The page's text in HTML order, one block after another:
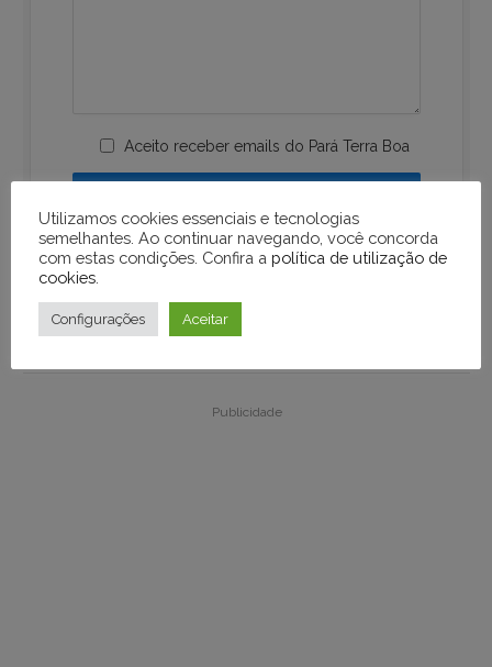
Aceito receber emails do Pará Terra Boa
Publicidade
Utilizamos cookies essenciais e tecnologias
semelhantes. Ao continuar navegando, você concorda
com estas condições. Confira a política de utilização de
cookies
Configurações Aceitar